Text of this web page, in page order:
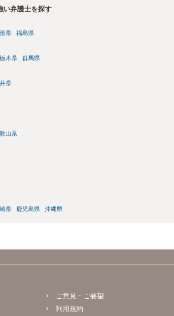
い弁護士を探す
県 福島県
栃木県 群馬県
県
山県
県 鹿児島県 沖縄県
ご意見・ご要望
利用規約